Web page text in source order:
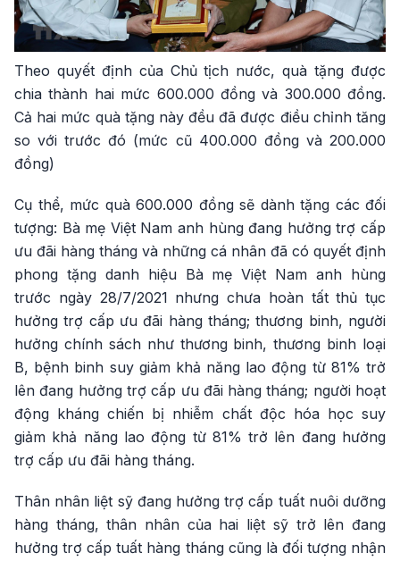
Theo quyết định của Chủ tịch nước, quà tặng được
chia thành hai mức 600.000 đồng và 300.000 đồng.
Cả hai mức quà tặng này đều đã được điều chỉnh tăng
so với trước đó (mức cũ 400.000 đồng và 200.000
đồng)
Cụ thể, mức quà 600.000 đồng sẽ dành tặng các đối
tượng: Bà mẹ Việt Nam anh hùng đang hưởng trợ cấp
ưu đãi hàng tháng và những cá nhân đã có quyết định
phong tặng danh hiệu Bà mẹ Việt Nam anh hùng
trước ngày 28/7/2021 nhưng chưa hoàn tất thủ tục
hưởng trợ cấp ưu đãi hàng tháng; thương binh, người
hưởng chính sách như thương binh, thương binh loại
B, bệnh binh suy giảm khả năng lao động từ 81% trở
lên đang hưởng trợ cấp ưu đãi hàng tháng; người hoạt
động kháng chiến bị nhiễm chất độc hóa học suy
giảm khả năng lao động từ 81% trở lên đang hưởng
trợ cấp ưu đãi hàng tháng.
Thân nhân liệt sỹ đang hưởng trợ cấp tuất nuôi dưỡng
hàng tháng, thân nhân của hai liệt sỹ trở lên đang
hưởng trợ cấp tuất hàng tháng cũng là đối tượng nhận